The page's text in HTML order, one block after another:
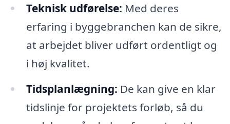
Teknisk udførelse: Med deres
erfaring i byggebranchen kan de sikre,
at arbejdet bliver udført ordentligt og
i høj kvalitet.
Tidsplanlægning: De kan give en klar
tidslinje for projektets forløb, så du